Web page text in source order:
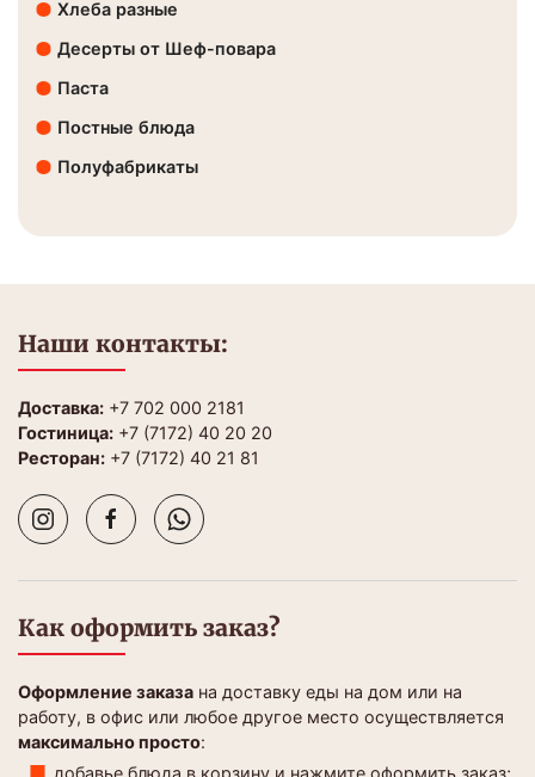
Хлеба разные
Десерты от Шеф-повара
Паста
Постные блюда
Полуфабрикаты
Наши контакты:
Доставка: +7 702 000 2181
Гостиница: +7 (7172) 40 20 20
Ресторан: +7 (7172) 40 21 81
Как оформить заказ?
Оформление заказа на доставку еды на дом или на
работу, в офис или любое другое место осуществляется
максимально просто: